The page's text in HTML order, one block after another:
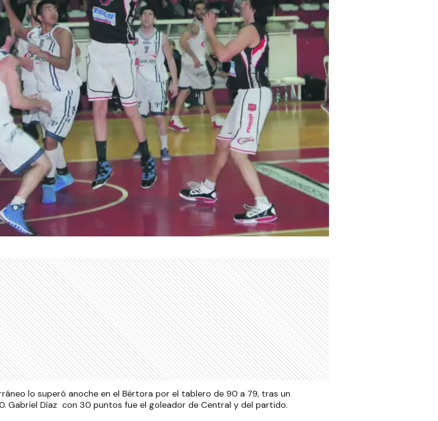
lo superó anoche en el Bértora por el tablero de 90 a 79, tras un
Gabriel Díaz con 30 puntos fue el goleador de Central y del partido.